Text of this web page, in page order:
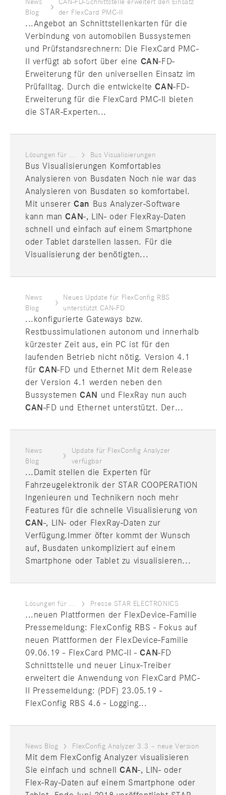
News
Blog
CAN-FD-Schnittstelle erweitert den Einsatz
der FlexCard PMC-II
...Angebot an Schnittstellenkarten für die
Verbindung von automobilen Bussystemen
und Prüfstandsrechnern: Die FlexCard PMC-
II verfügt ab sofort über eine CAN-FD-
Erweiterung für den universellen Einsatz im
Prüfalltag. Durch die entwickelteCAN-FD-
Erweiterung für die FlexCard PMC-II bieten
die STAR-Experten...
Lösungen für ... Bus Visualisierungen
Bus Visualisierungen Komfortables
Analysieren von Busdaten Noch nie war das
Analysieren von Busdaten so komfortabel.
Mit unsererCan Bus Analyzer-Software
kann manCAN-, LIN- oder FlexRay-Daten
schnell und einfach auf einem Smartphone
oder Tablet darstellen lassen. Für die
Visualisierung der benötigten...
News
Blog
Neues Update für FlexConfig RBS
unterstützt CAN-FD
...konfigurierte Gateways bzw.
Restbussimulationen autonom und innerhalb
kürzester Zeit aus, ein PC ist für den
laufenden Betrieb nicht nötig. Version 4.1
fürCAN-FD und Ethernet Mit dem Release
der Version 4.1 werden neben den
BussystemenCAN
und FlexRay nun auch
CAN -FD und Ethernet unterstützt. Der...
News
Blog
Update für FlexConfig Analyzer
verfügbar
...Damit stellen die Experten für
Fahrzeugelektronik der STAR COOPERATION
Ingenieuren und Technikern noch mehr
Features für die schnelle Visualisierung von
CAN -, LIN- oder FlexRay-Daten zur
Verfügung.Immer öfter kommt der Wunsch
auf, Busdaten unkompliziert auf einem
Smartphone oder Tablet zu visualisieren...
Lösungen für ... Presse STAR ELECTRONICS
...neuen Plattformen der FlexDevice-Familie
Pressemeldung: FlexConfig RBS - Fokus auf
neuen Plattformen der FlexDevice-Familie
09.06.19 - FlexCard PMC-II -CAN-FD
Schnittstelle und neuer Linux-Treiber
erweitert die Anwendung von FlexCard PMC-
II Pressemeldung: (PDF) 23.05.19 -
FlexConfig RBS 4.6 - Logging...
News Blog FlexConfig Analyzer 3.3 – neue Version
Mit dem FlexConfig Analyzer visualisieren
Sie einfach und schnellCAN-, LIN- oder
Flex-Ray-Daten auf einem Smartphone oder